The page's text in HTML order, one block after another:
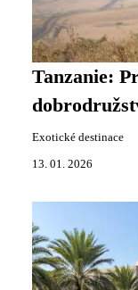
Tanzanie:
Exotické destinace
13. 01. 2026